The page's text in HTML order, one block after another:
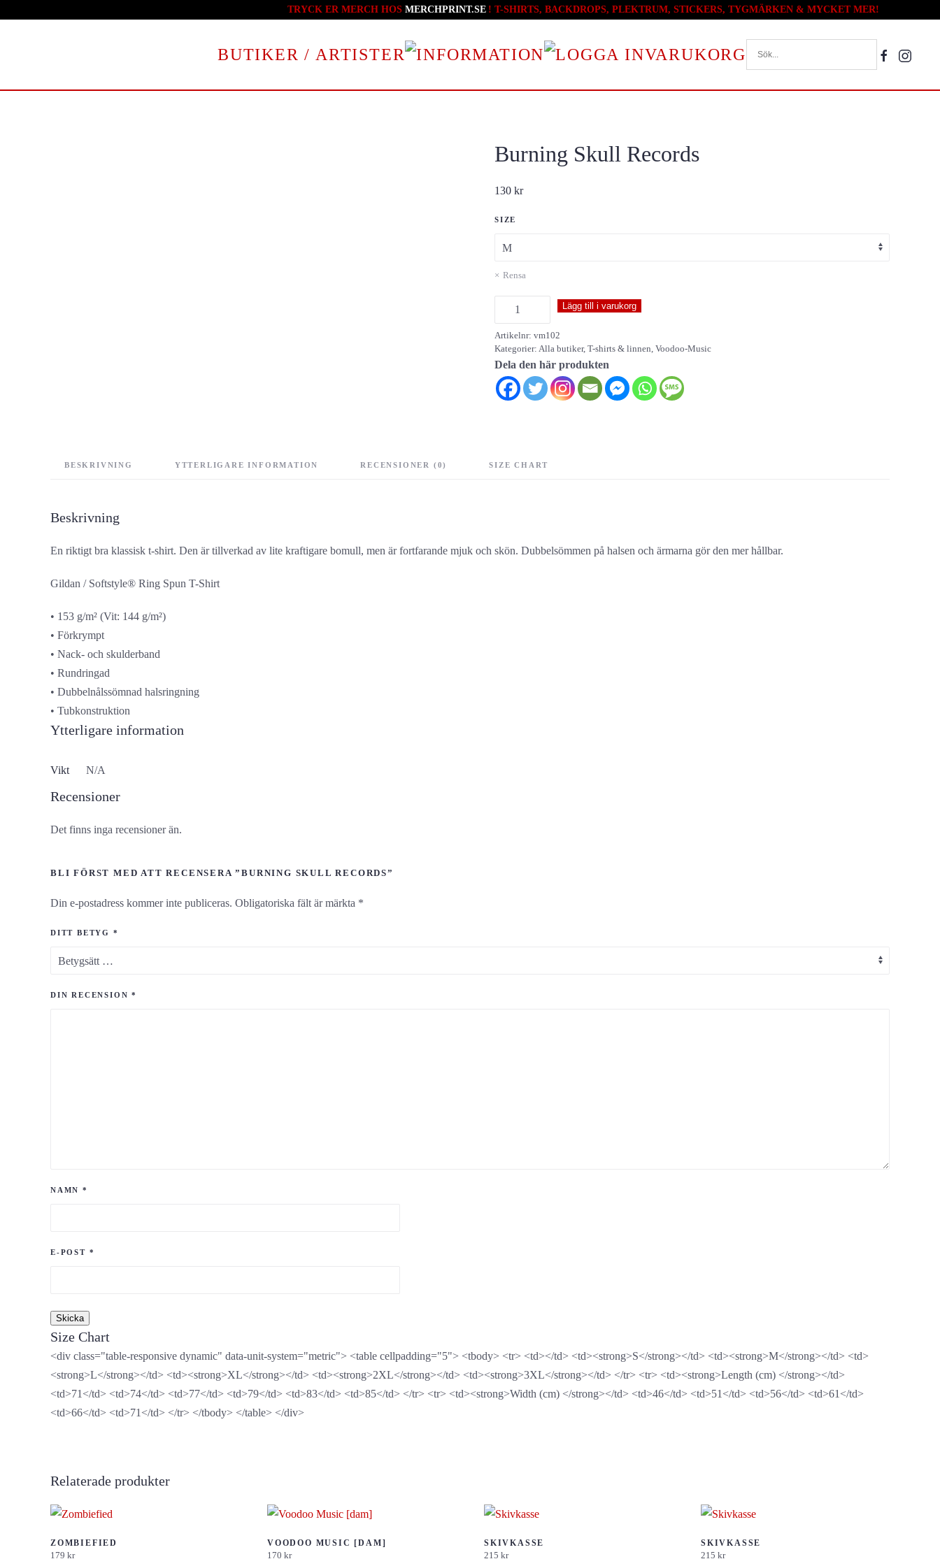
TRYCK ER MERCH HOS MERCHPRINT.SE ! T-SHIRTS, BACKDROPS, PLEKTRUM, STICKERS, TYGMÄRKEN & MYCKET MER!
BUTIKER / ARTISTER VARUKORG
Burning Skull Records
130 kr
SIZE
Rensa
Burning
Skull
Records
mängd
Lägg till i varukorg
Artikelnr: vm102
Kategorier: Alla butiker, T-shirts & linnen, Voodoo-Music
Dela den här produkten
BESKRIVNING YTTERLIGARE INFORMATION RECENSIONER (0) SIZE CHART
Beskrivning
En riktigt bra klassisk t-shirt. Den är tillverkad av lite kraftigare bomull, men är fortfarande mjuk och skön. Dubbelsömmen på halsen och ärmarna gör den mer hållbar.
Gildan / Softstyle® Ring Spun T-Shirt
• 153 g/m² (Vit: 144 g/m²)
• Förkrympt
• Nack- och skulderband
• Rundringad
• Dubbelnålssömnad halsringning
• Tubkonstruktion
Ytterligare information
Vikt N/A
Recensioner
Det finns inga recensioner än.
BLI FÖRST MED ATT RECENSERA ”BURNING SKULL RECORDS”
Din e-postadress kommer inte publiceras. Obligatoriska fält är märkta *
DITT BETYG *
DIN RECENSION*
NAMN *
E-POST *
Size Chart
<div class="table-responsive dynamic" data-unit-system="metric"> <table cellpadding="5"> <tbody> <tr> <td></td> <td><strong>S</strong></td> <td><strong>M</strong></td> <td>
<strong>L</strong></td> <td><strong>XL</strong></td> <td><strong>2XL</strong></td> <td><strong>3XL</strong></td> </tr> <tr> <td><strong>Length (cm) </strong></td>
<td>71</td> <td>74</td> <td>77</td> <td>79</td> <td>83</td> <td>85</td> </tr> <tr> <td><strong>Width (cm) </strong></td> <td>46</td> <td>51</td> <td>56</td> <td>61</td>
<td>66</td> <td>71</td> </tr> </tbody> </table> </div>
Relaterade produkter
ZOMBIEFIED
179 kr
VOODOO MUSIC [DAM]
170 kr
SKIVKASSE
215 kr
SKIVKASSE
215 kr